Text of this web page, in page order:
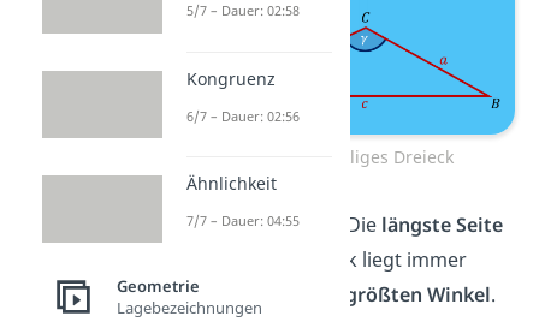
Stumpfwinkliges Dreieck
Schon gewusst? Die längste Seite
bei einem Dreieck liegt immer
gegenüber
größten Winkel.
5/7 – Dauer: 02:58
Kongruenz
6/7 – Dauer: 02:56
Ähnlichkeit
7/7 – Dauer: 04:55
Geometrie
Lagebezeichnungen